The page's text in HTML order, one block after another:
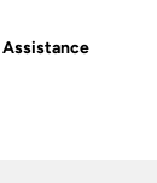
Assistance